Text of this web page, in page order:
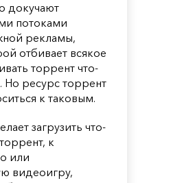
докучают
потоками
рекламы,
отбивает всякое
торрент что-
Но ресурс торрент
к таковым.
загрузить что-
к
или
видеоигру,